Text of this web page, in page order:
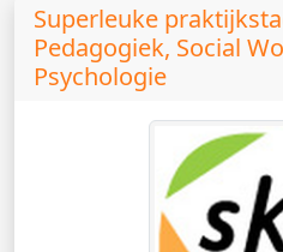
Superleuke
Pedagogiek, Social
Psychologie